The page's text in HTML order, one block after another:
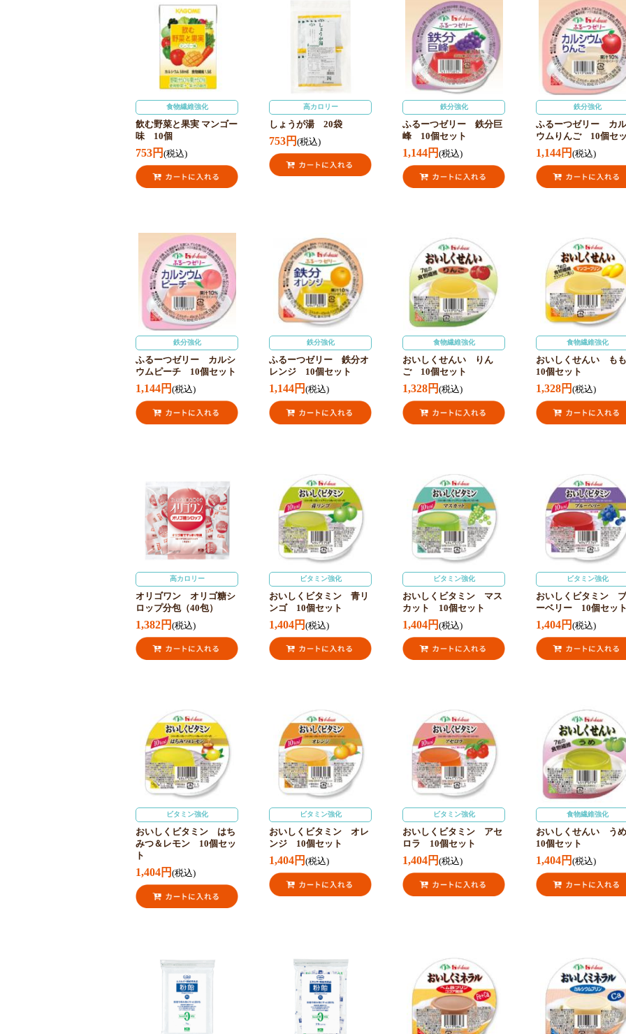
食物繊維強化
飲む野菜と果実 マンゴー
味 10個
753円 (税込)
高カロリー
しょうが湯 20袋
753円 (税込)
鉄分強化
ふるーつゼリー 鉄分巨
峰 10個セット
1,144円 (税込)
鉄分強化
ふるーつゼリー カ
ウムりんご 10個セ
1,144円 (税込)
鉄分強化
ふるーつゼリー カルシ
ウムピーチ 10個セット
1,144円 (税込)
鉄分強化
ふるーつゼリー 鉄分オ
レンジ 10個セット
1,144円 (税込)
食物繊維強化
おいしくせんい りん
ご 10個セット
1,328円 (税込)
食物繊維強化
おいしくせんい
10個セット
1,328円 (税込)
高カロリー
オリゴワン オリゴ糖シ
ロップ分包（40包）
1,382円 (税込)
ビタミン強化
おいしくビタミン 青リ
ンゴ 10個セット
1,404円 (税込)
ビタミン強化
おいしくビタミン マス
カット 10個セット
1,404円 (税込)
ビタミン強化
おいしくビタミン
ーベリー 10個セッ
1,404円 (税込)
ビタミン強化
おいしくビタミン はち
みつ＆レモン 10個セッ
ト
1,404円 (税込)
ビタミン強化
おいしくビタミン オレ
ンジ 10個セット
1,404円 (税込)
ビタミン強化
おいしくビタミン アセ
ロラ 10個セット
1,404円 (税込)
食物繊維強化
おいしくせんい
10個セット
1,404円 (税込)